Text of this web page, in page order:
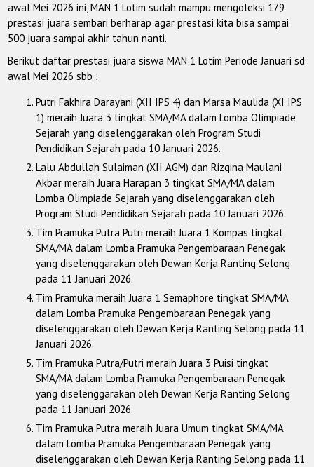
awal Mei 2026 ini, MAN 1 Lotim sudah mampu mengoleksi 179
prestasi juara sembari berharap agar prestasi kita bisa sampai
500 juara sampai akhir tahun nanti.
Berikut daftar prestasi juara siswa MAN 1 Lotim Periode Januari sd
awal Mei 2026 sbb ;
Putri Fakhira Darayani (XII IPS 4) dan Marsa Maulida (XI IPS
1) meraih Juara 3 tingkat SMA/MA dalam Lomba Olimpiade
Sejarah yang diselenggarakan oleh Program Studi
Pendidikan Sejarah pada 10 Januari 2026.
Lalu Abdullah Sulaiman (XII AGM) dan Rizqina Maulani
Akbar meraih Juara Harapan 3 tingkat SMA/MA dalam
Lomba Olimpiade Sejarah yang diselenggarakan oleh
Program Studi Pendidikan Sejarah pada 10 Januari 2026.
Tim Pramuka Putra Putri meraih Juara 1 Kompas tingkat
SMA/MA dalam Lomba Pramuka Pengembaraan Penegak
yang diselenggarakan oleh Dewan Kerja Ranting Selong
pada 11 Januari 2026.
Tim Pramuka meraih Juara 1 Semaphore tingkat SMA/MA
dalam Lomba Pramuka Pengembaraan Penegak yang
diselenggarakan oleh Dewan Kerja Ranting Selong pada 11
Januari 2026.
Tim Pramuka Putra/Putri meraih Juara 3 Puisi tingkat
SMA/MA dalam Lomba Pramuka Pengembaraan Penegak
yang diselenggarakan oleh Dewan Kerja Ranting Selong
pada 11 Januari 2026.
Tim Pramuka Putra meraih Juara Umum tingkat SMA/MA
dalam Lomba Pramuka Pengembaraan Penegak yang
diselenggarakan oleh Dewan Kerja Ranting Selong pada 11